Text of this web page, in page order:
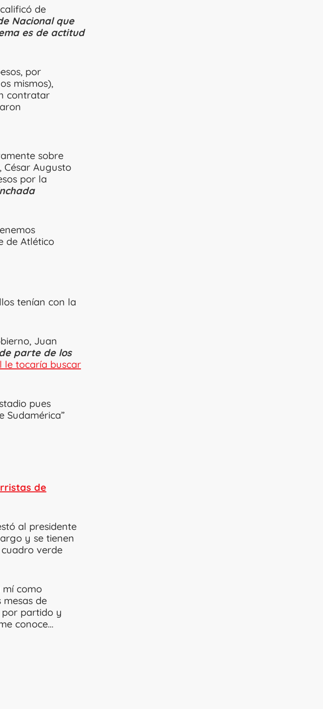
de
Nacional que
es de actitud
por
mismos),
contratar
sobre
César Augusto
por la
de Atlético
tenían con la
Juan
parte de los
le tocaría buscar
pues
Sudamérica”
de
al presidente
y se tienen
verde
mí como
de
por partido y
conoce…